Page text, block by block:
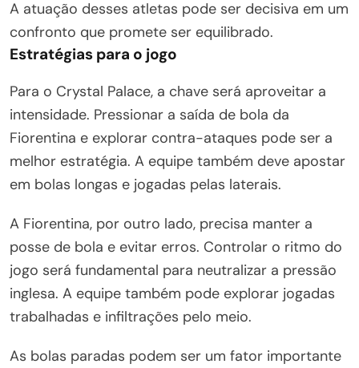
A atuação desses atletas pode ser decisiva em um
confronto que promete ser equilibrado.
Estratégias para o jogo
Para o Crystal Palace, a chave será aproveitar a
intensidade. Pressionar a saída de bola da
Fiorentina e explorar contra-ataques pode ser a
melhor estratégia. A equipe também deve apostar
em bolas longas e jogadas pelas laterais.
A Fiorentina, por outro lado, precisa manter a
posse de bola e evitar erros. Controlar o ritmo do
jogo será fundamental para neutralizar a pressão
inglesa. A equipe também pode explorar jogadas
trabalhadas e infiltrações pelo meio.
As bolas paradas podem ser um fator importante